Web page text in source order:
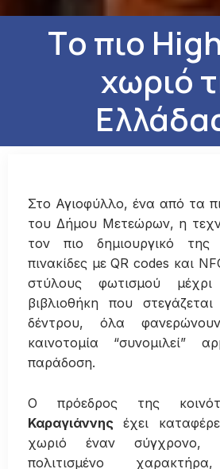
Tο πιο
χωριό
Στο Αγιοφύλλο, ένα από τα
του Δήμου Μετεώρων, η
τον πιο δημιουργικό
πινακίδες με QR codes και
στύλους φωτισμού μέχρι
βιβλιοθήκη που
δέντρου, όλα
καινοτομία “συνομιλεί”
παράδοση.
Ο πρόεδρος της
Καραγιάννης έχει
χωριό έναν σύγχρονο,
πολιτισμένο